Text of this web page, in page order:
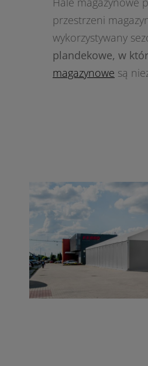
przestrzeni
wykorzystywany
plandekowe, w
magazynowe są